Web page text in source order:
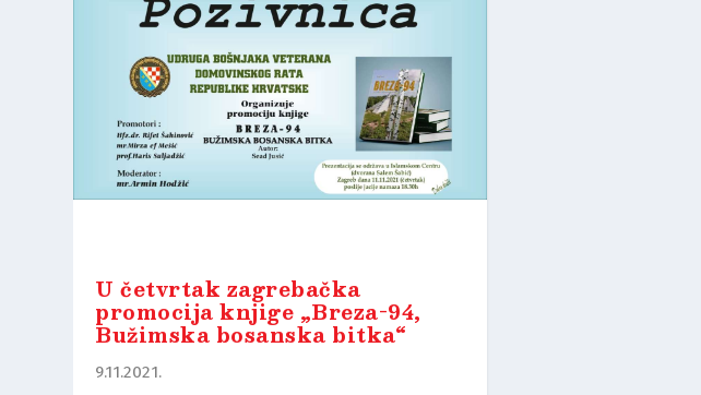
U četvrtak zagrebačka
promocija knjige „Breza-94,
Bužimska bosanska bitka“
9.11.2021.